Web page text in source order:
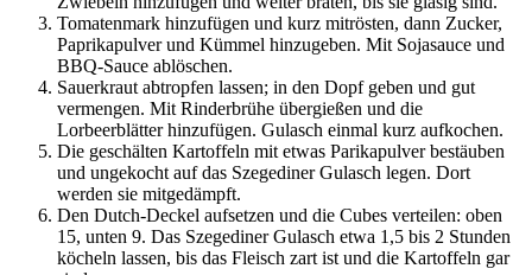
Tomatenmark hinzufügen und kurz mitrösten, dann Zucker,
Paprikapulver und Kümmel hinzugeben. Mit Sojasauce und
BBQ-Sauce ablöschen.
Sauerkraut abtropfen lassen; in den Dopf geben und gut
vermengen. Mit Rinderbrühe übergießen und die
Lorbeerblätter hinzufügen. Gulasch einmal kurz aufkochen.
Die geschälten Kartoffeln mit etwas Parikapulver bestäuben
und ungekocht auf das Szegediner Gulasch legen. Dort
werden sie mitgedämpft.
Den Dutch-Deckel aufsetzen und die Cubes verteilen: oben
15, unten 9. Das Szegediner Gulasch etwa 1,5 bis 2 Stunden
köcheln lassen, bis das Fleisch zart ist und die Kartoffeln gar